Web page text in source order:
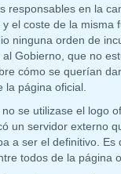
responsables en la
el coste de la
ninguna orden de
Gobierno, que no
cómo se querían
la página oficial.
se utilizase el logo
un servidor externo
a ser el definitivo.
todos de la página